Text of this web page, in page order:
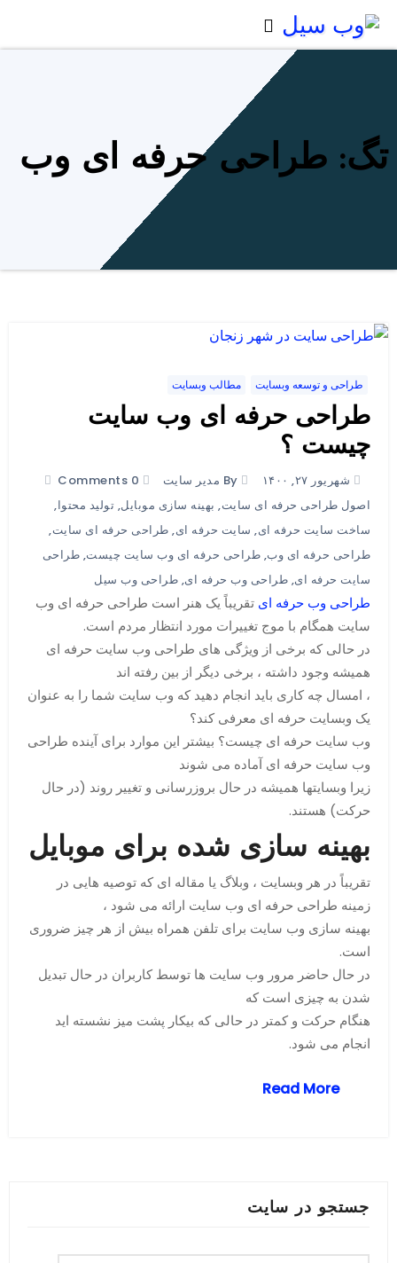
Skip
تگ: طراحی حرفه ای وب
طراحی و توسعه وبسایت مطالب وبسایت
طراحی حرفه ای وب سایت
چیست ؟
شهریور ۲۷, ۱۴۰۰ By مدیر سایت
0 Comments
اصول طراحی حرفه ای سایت, بهینه سازی موبایل, تولید محتوا,
ساخت سایت حرفه ای, سایت حرفه ای, طراحی حرفه ای سایت,
طراحی حرفه ای وب, طراحی حرفه ای وب سایت چیست, طراحی
سایت حرفه ای, طراحی وب حرفه ای, طراحی وب سیل
طراحی وب حرفه ای تقریباً یک هنر است طراحی حرفه ای وب
سایت همگام با موج تغییرات مورد انتظار مردم است.
در حالی که برخی از ویژگی های طراحی وب سایت حرفه ای
همیشه وجود داشته ، برخی دیگر از بین رفته اند
، امسال چه کاری باید انجام دهید که وب سایت شما را به عنوان
یک وبسایت حرفه ای معرفی کند؟
وب سایت حرفه ای چیست؟ بیشتر این موارد برای آینده طراحی
وب سایت حرفه ای آماده می شوند
زیرا وبسایتها همیشه در حال بروزرسانی و تغییر روند (در حال
حرکت) هستند.
بهینه سازی شده برای موبایل
تقریباً در هر وبسایت ، وبلاگ یا مقاله ای که توصیه هایی در
زمینه طراحی حرفه ای وب سایت ارائه می شود ،
بهینه سازی وب سایت برای تلفن همراه بیش از هر چیز ضروری
است.
در حال حاضر مرور وب سایت ها توسط کاربران در حال تبدیل
شدن به چیزی است که
هنگام حرکت و کمتر در حالی که بیکار پشت میز نشسته اید
انجام می شود.
Read More
جستجو در سایت